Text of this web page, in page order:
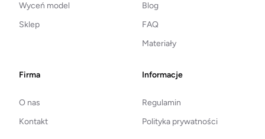
Wyceń model
Sklep
Blog
FAQ
Materiały
Firma
O nas
Kontakt
Informacje
Regulamin
Polityka prywatności